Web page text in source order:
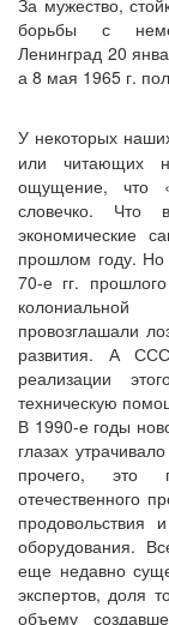
За мужество,
борьбы с
Ленинград 20
а 8 мая 1965 г.
У некоторых
или читающих
ощущение, что
словечко. Что
экономические
прошлом году.
70-е гг.
колониальной
провозглашали
развития. А
реализации
техническую
В 1990-е годы
глазах
прочего, это
отечественного
оборудования.
еще недавно
экспертов, доля
объему